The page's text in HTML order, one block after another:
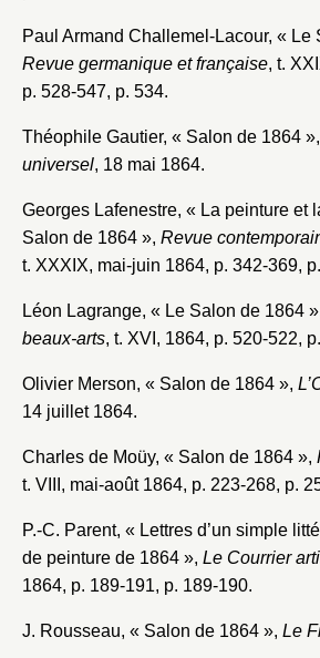
Paul Armand Challemel-Lacour, « Le
Revue germanique et française, t.
p. 528-547, p. 534.
Théophile Gautier, « Salon de 1864 »,
universel, 18 mai 1864.
Georges Lafenestre, « La peinture et
Salon de 1864 », Revue
t. XXXIX, mai-juin 1864, p. 342-369,
Léon Lagrange, « Le Salon de 1864
beaux-arts, t. XVI, 1864, p. 520-522,
Olivier Merson, « Salon de 1864 »,
14 juillet 1864.
Charles de Moüy, « Salon de 1864 »,
t. VIII, mai-août 1864, p. 223-268, p.
P.-C. Parent, « Lettres d’un simple
de peinture de 1864 », Le Courrier
1864, p. 189-191, p. 189-190.
J. Rousseau, « Salon de 1864 », Le
Choix du dossier où
notice
Nom du dossier
Connexion
Mot de passe